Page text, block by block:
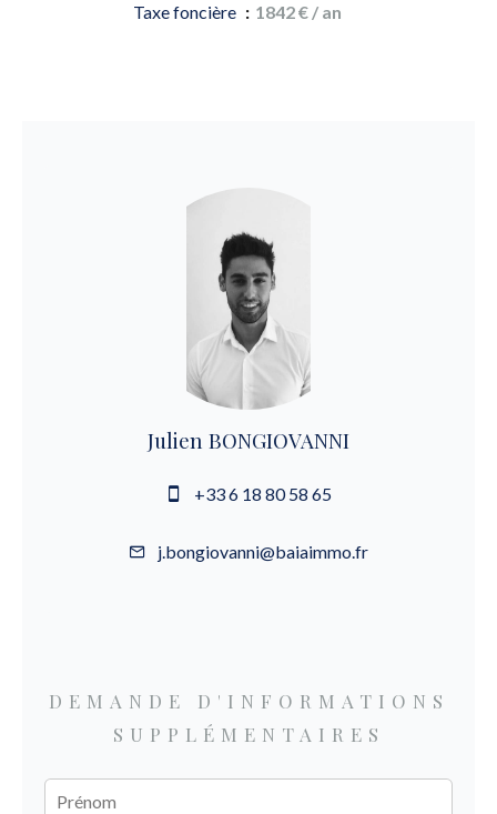
Taxe foncière
1842 € / an
Julien BONGIOVANNI
+33 6 18 80 58 65
j.bongiovanni@baiaimmo.fr
DEMANDE D'INFORMATIONS
SUPPLÉMENTAIRES